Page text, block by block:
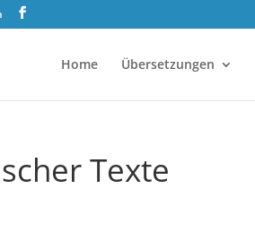
Home Übersetzungen
Texte